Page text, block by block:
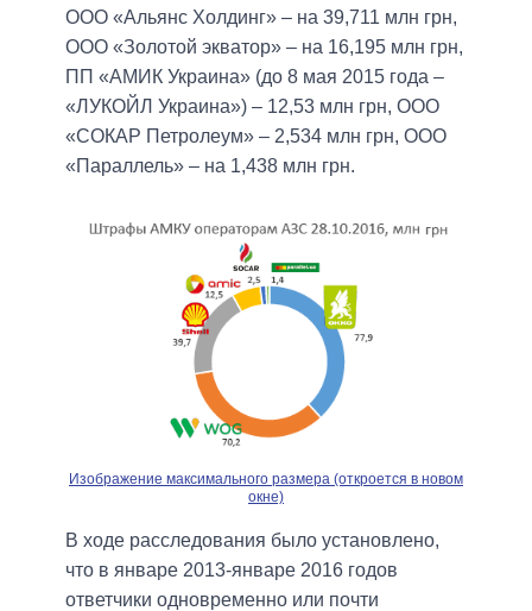
ООО «Альянс Холдинг» – на 39,711 млн грн,
ООО «Золотой экватор» – на 16,195 млн грн,
ПП «АМИК Украина» (до 8 мая 2015 года –
«ЛУКОЙЛ Украина») – 12,53 млн грн, ООО
«СОКАР Петролеум» – 2,534 млн грн, ООО
«Параллель» – на 1,438 млн грн.
Изображение максимального размера (откроется в новом
окне)
В ходе расследования было установлено,
что в январе 2013-январе 2016 годов
ответчики одновременно или почти